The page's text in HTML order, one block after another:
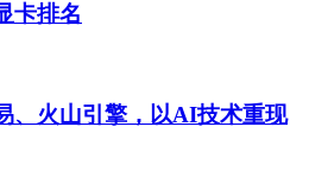
卡排名
、火山引擎，以AI技术重现